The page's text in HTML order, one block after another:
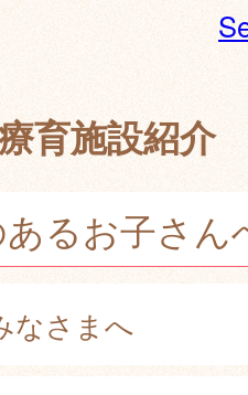
育施設紹介
るお子さん
なさまへ